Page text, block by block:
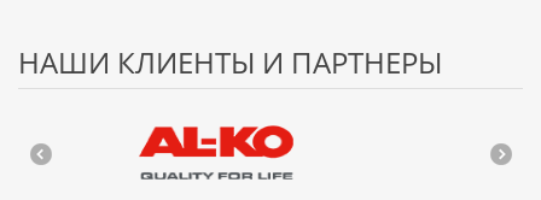
НАШИ КЛИЕНТЫ И ПАРТНЕРЫ